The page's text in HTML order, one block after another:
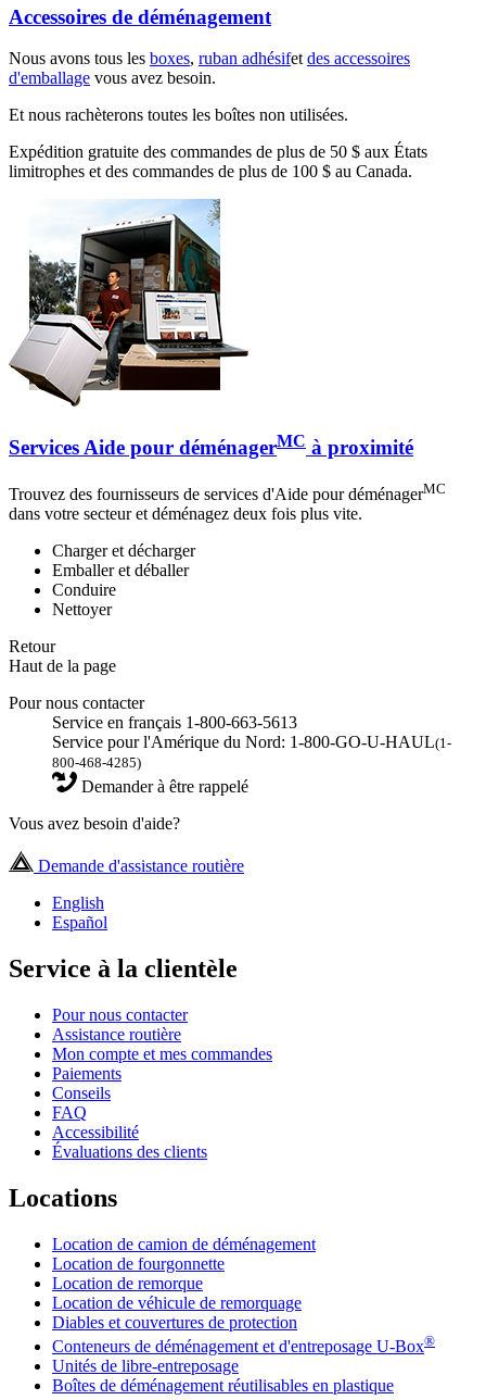
Accessoires de déménagement
Nous avons tous les boxes, ruban adhésifetdes accessoires
d'emballage vous avez besoin.
Et nous rachèterons toutes les boîtes non utilisées.
Expédition gratuite des commandes de plus de 50 $ aux États
limitrophes et des commandes de plus de 100 $ au Canada.
Services Aide pour déménagerMC à proximité
Trouvez des fournisseurs de services d'Aide pour déménagerMC
dans votre secteur et déménagez deux fois plus vite.
Charger et décharger
Emballer et déballer
Conduire
Nettoyer
Retour
Haut de la page
Pour nous contacter
Service en français 1-800-663-5613
Service pour l'Amérique du Nord: 1-800-GO-U-HAUL(1-
800-468-4285)
Demander à être rappelé
Vous avez besoin d'aide?
Demande d'assistance routière
English
Español
Service à la clientèle
Pour nous contacter
Assistance routière
Mon compte et mes commandes
Paiements
Conseils
FAQ
Accessibilité
Évaluations des clients
Locations
Location de camion de déménagement
Location de fourgonnette
Location de remorque
Location de véhicule de remorquage
Diables et couvertures de protection
Conteneurs de déménagement et d'entreposage U-Box®
Unités de libre-entreposage
Boîtes de déménagement réutilisables en plastique